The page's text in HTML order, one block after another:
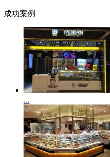
成功案例
...